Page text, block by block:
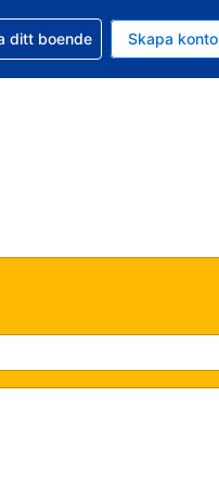
är Amerikanska dollar
språk är Svenska
din bokning
ditt boende Skapa konto